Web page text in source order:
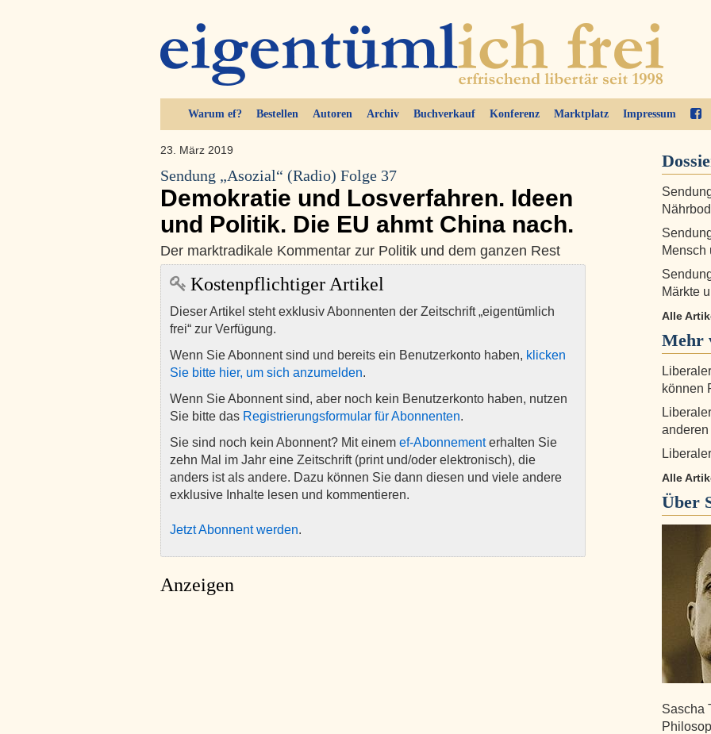
Warum ef? Bestellen Autoren Archiv Buchverkauf Konferenz Marktplatz Impressum
23. März 2019
Sendung „Asozial“ (Radio) Folge 37
Demokratie und Losverfahren. Ideen
und Politik. Die EU ahmt China nach.
Der marktradikale Kommentar zur Politik und dem ganzen Rest
Kostenpflichtiger Artikel
Dieser Artikel steht exklusiv Abonnenten der Zeitschrift „eigentümlich
frei“ zur Verfügung.
Wenn Sie Abonnent sind und bereits ein Benutzerkonto haben, klicken
Sie bitte hier, um sich anzumelden.
Wenn Sie Abonnent sind, aber noch kein Benutzerkonto haben, nutzen
Sie bitte das Registrierungsformular für Abonnenten.
Sie sind noch kein Abonnent? Mit einem ef-Abonnementerhalten Sie
zehn Mal im Jahr eine Zeitschrift (print und/oder elektronisch), die
anders ist als andere. Dazu können Sie dann diesen und viele andere
exklusive Inhalte lesen und kommentieren.
Jetzt Abonnent werden.
Anzeigen
Mensch
Märkte
Alle
Mehr
können
anderen
Alle
Über
Sascha